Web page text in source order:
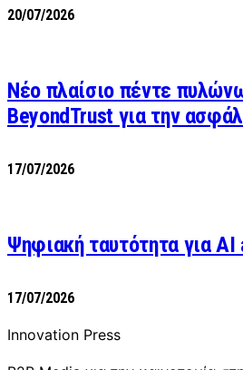
20/07/2026
Νέο πλαίσιο πέντε
BeyondTrust για την
17/07/2026
Ψηφιακή ταυτότητα για AI
17/07/2026
Innovation Press